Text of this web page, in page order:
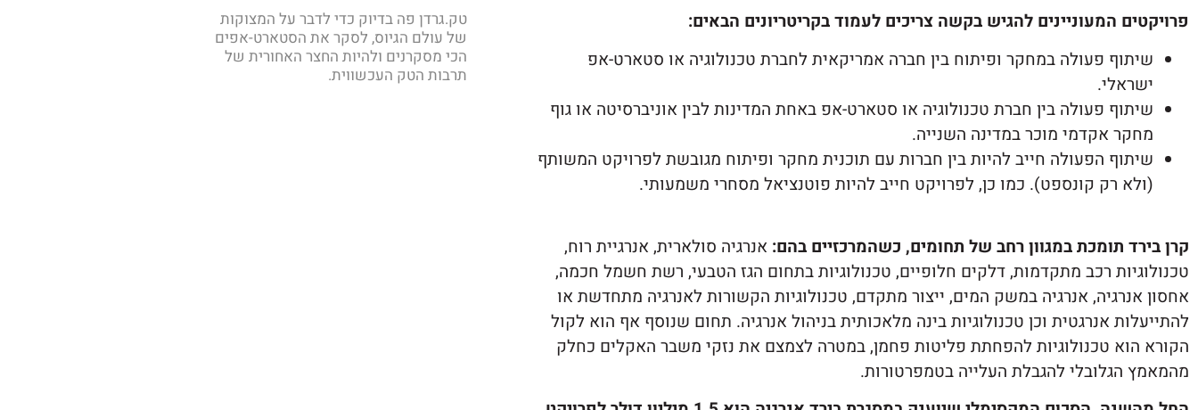
פרויקטים המעוניינים להגיש בקשה צריכים לעמוד בקריטריונים הבאים:
שיתוף פעולה במחקר ופיתוח בין חברה אמריקאית לחברת טכנולוגיה או סטארט-אפ
ישראלי.
שיתוף פעולה בין חברת טכנולוגיה או סטארט-אפ באחת המדינות לבין אוניברסיטה או גוף
מחקר אקדמי מוכר במדינה השנייה.
שיתוף הפעולה חייב להיות בין חברות עם תוכנית מחקר ופיתוח מגובשת לפרויקט המשותף
(ולא רק קונספט). כמו כן, לפרויקט חייב להיות פוטנציאל מסחרי משמעותי.
קרן בירד תומכת במגוון רחב של תחומים, כשהמרכזיים בהם: אנרגיה סולארית, אנרגיית רוח,
טכנולוגיות רכב מתקדמות, דלקים חלופיים, טכנולוגיות בתחום הגז הטבעי, רשת חשמל חכמה,
אחסון אנרגיה, אנרגיה במשק המים, ייצור מתקדם, טכנולוגיות הקשורות לאנרגיה מתחדשת או
להתייעלות אנרגטית וכן טכנולוגיות בינה מלאכותית בניהול אנרגיה. תחום שנוסף אף הוא לקול
הקורא הוא טכנולוגיות להפחתת פליטות פחמן, במטרה לצמצם את נזקי משבר האקלים כחלק
מהמאמץ הגלובלי להגבלת העלייה בטמפרטורות.
טק.גרדן פה בדיוק כדי לדבר על המצוקות
של עולם הגיוס, לסקר את הסטארט-אפים
הכי מסקרנים ולהיות החצר האחורית של
תרבות הטק העכשווית.